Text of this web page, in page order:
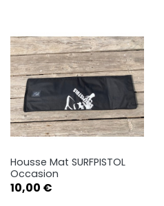
Housse Mat SURFPISTOL
Occasion
Prix
10,00 €